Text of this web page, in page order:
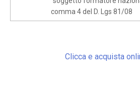
comma 4 del D. Lgs 81/08
Clicca e acquista